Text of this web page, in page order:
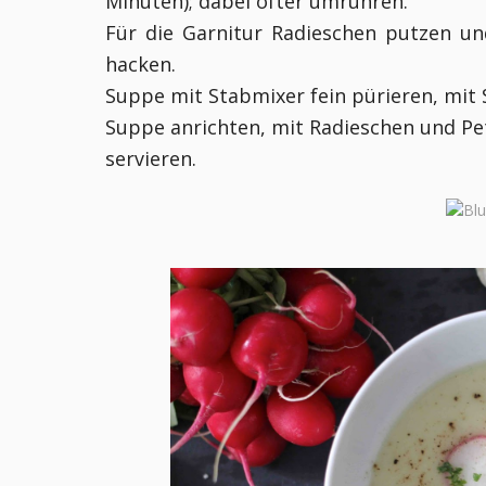
Für die Garnitur Radieschen putzen
hacken.
Suppe mit Stabmixer fein pürieren,
Suppe anrichten, mit Radieschen und
servieren.